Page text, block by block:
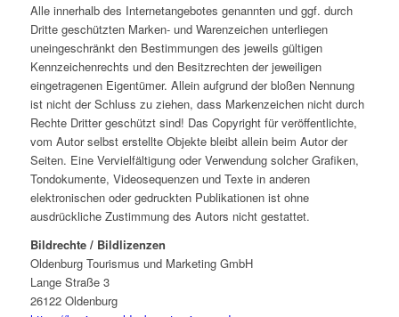
Alle innerhalb des Internetangebotes genannten und ggf. durch
Dritte geschützten Marken- und Warenzeichen unterliegen
uneingeschränkt den Bestimmungen des jeweils gültigen
Kennzeichenrechts und den Besitzrechten der jeweiligen
eingetragenen Eigentümer. Allein aufgrund der bloßen Nennung
ist nicht der Schluss zu ziehen, dass Markenzeichen nicht durch
Rechte Dritter geschützt sind! Das Copyright für veröffentlichte,
vom Autor selbst erstellte Objekte bleibt allein beim Autor der
Seiten. Eine Vervielfältigung oder Verwendung solcher Grafiken,
Tondokumente, Videosequenzen und Texte in anderen
elektronischen oder gedruckten Publikationen ist ohne
ausdrückliche Zustimmung des Autors nicht gestattet.
Bildrechte / Bildlizenzen
Oldenburg Tourismus und Marketing GmbH
Lange Straße 3
26122 Oldenburg